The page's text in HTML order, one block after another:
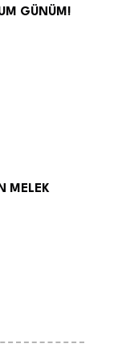
GÜNÜM!
MELEK